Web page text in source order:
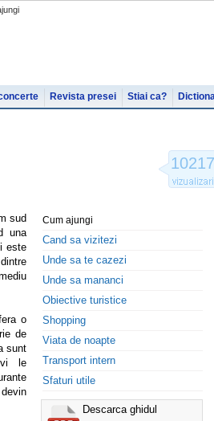
Revista presei Stiai ca?
Cum ajungi
Cand sa vizitezi
Unde sa te cazezi
Unde sa mananci
Obiective turistice
Shopping
Viata de noapte
Transport intern
Sfaturi utile
Descarca ghidul
sud
una
este
o
de
sunt
vi le